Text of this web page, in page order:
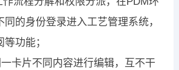
的身份登录进入工艺管理系统，
功能；
卡片不同内容进行编辑，互不干